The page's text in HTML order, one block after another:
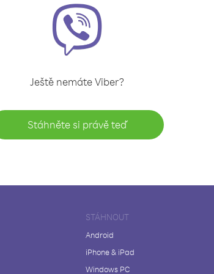
Ještě nemáte Viber?
Stáhněte si právě teď
STÁHNOUT
Android
iPhone & iPad
Windows PC